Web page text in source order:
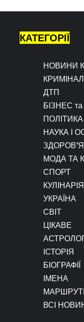
КАТЕГОРІЇ
НОВИНИ
КРИМІНАЛ
ДТП
БІЗНЕС
НАУКА І
МОДА ТА
СПОРТ
КУЛІНАРІЯ
УКРАЇНА
СВІТ
ЦІКАВЕ
ІСТОРІЯ
БІОГРАФІЇ
ІМЕНА
ВСІ